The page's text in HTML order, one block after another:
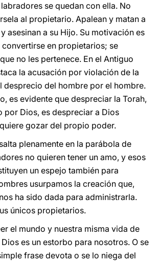
se quedan con ella. No
al propietario. Apalean y matan a
asesinan a su Hijo. Su motivación es
en propietarios; se
no les pertenece. En el Antiguo
la acusación por violación de la
desprecio del hombre por el hombre.
es evidente que despreciar la Torah,
por Dios, es despreciar a Dios
gozar del propio poder.
plenamente en la parábola de
no quieren tener un amo, y esos
un espejo también para
usurpamos la creación que,
ha sido dada para administrarla.
únicos propietarios.
el mundo y nuestra misma vida de
es un estorbo para nosotros. O se
frase devota o se lo niega del